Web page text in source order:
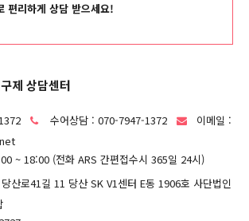
편리하게 상담 받으세요!
제 상담센터
수어상담 : 070-7947-1372
이메일 :
~ 18:00 (전화 ARS 간편접수시 365일 24시)
산로41길 11 당산 SK V1센터 E동 1906호 사단법인